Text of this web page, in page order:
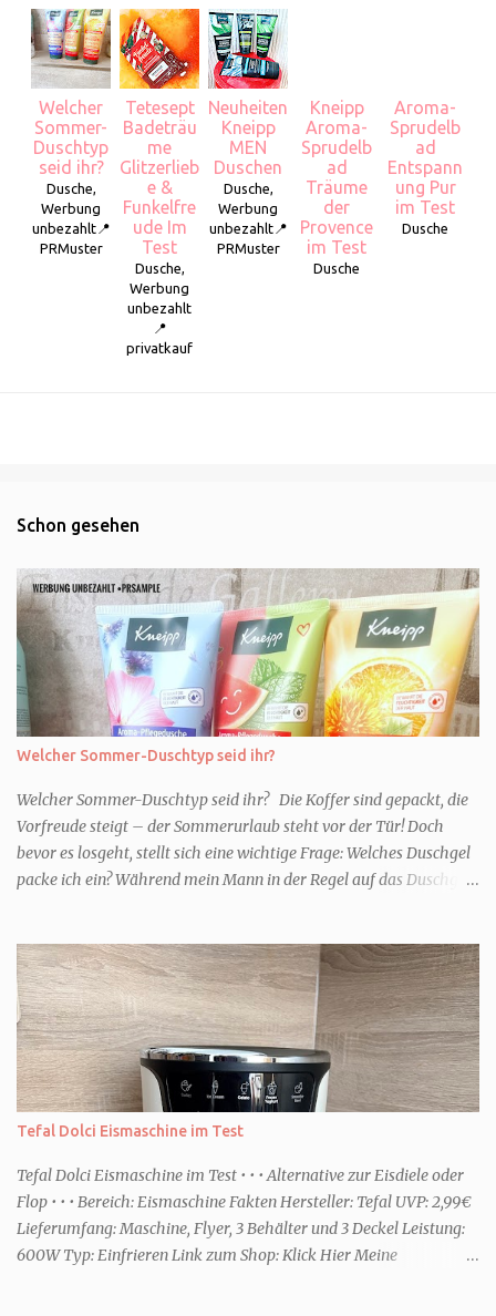
Welcher
Sommer-
Duschtyp
seid ihr?
Dusche,
Werbung
unbezahlt📍
PRMuster
Tetesept
Badeträu
me
Glitzerlieb
e &
Funkelfre
ude Im
Test
Dusche,
Werbung
unbezahlt
📍
privatkauf
Neuheiten
Kneipp
MEN
Duschen
Dusche,
Werbung
unbezahlt📍
PRMuster
Kneipp
Aroma-
Sprudelb
ad
Träume
der
Provence
im Test
Dusche
Aroma-
Sprudelb
ad
Entspann
ung Pur
im Test
Dusche
Schon gesehen
Welcher Sommer-Duschtyp seid ihr?
Welcher Sommer-Duschtyp seid ihr? Die Koffer sind gepackt, die
Vorfreude steigt – der Sommerurlaub steht vor der Tür! Doch
bevor es losgeht, stellt sich eine wichtige Frage: Welches Duschgel
packe ich ein? Während mein Mann in der Regel auf das Duschgel
Urlaub Entspannung und Wellness. Falls ihr ähnlich denkt, lasst
uns doch herausfinden, welcher Duschtyp ihr seid. TYP
GENIESSER Egal, ob Strand oder Städtetrip - für euch gehört
gutes Essen, ein guter Wein oder Cocktail, vielleicht ein gutes Buch
dazu. Ihr liebt es Sonnenuntergänge zu beobachten und genießt
einfach jeden Moment. Dann seid ihr wie ich der Typ Genießer.
Hier empfehle ich tatsächlich Düfte die zur Jahreszeit passen, weil
einem frisch-fruchtigen Duft, wie die Kneipp Aroma-Pflegedusche
“ Sommer Flirt ...
Tefal Dolci Eismaschine im Test
Tefal Dolci Eismaschine im Test • • • Alternative zur Eisdiele oder
Flop • • • Bereich: Eismaschine Fakten Hersteller: Tefal UVP: 2,99€
Lieferumfang: Maschine, Flyer, 3 Behälter und 3 Deckel Leistung:
600W Typ: Einfrieren Link zum Shop: Klick Hier Meine